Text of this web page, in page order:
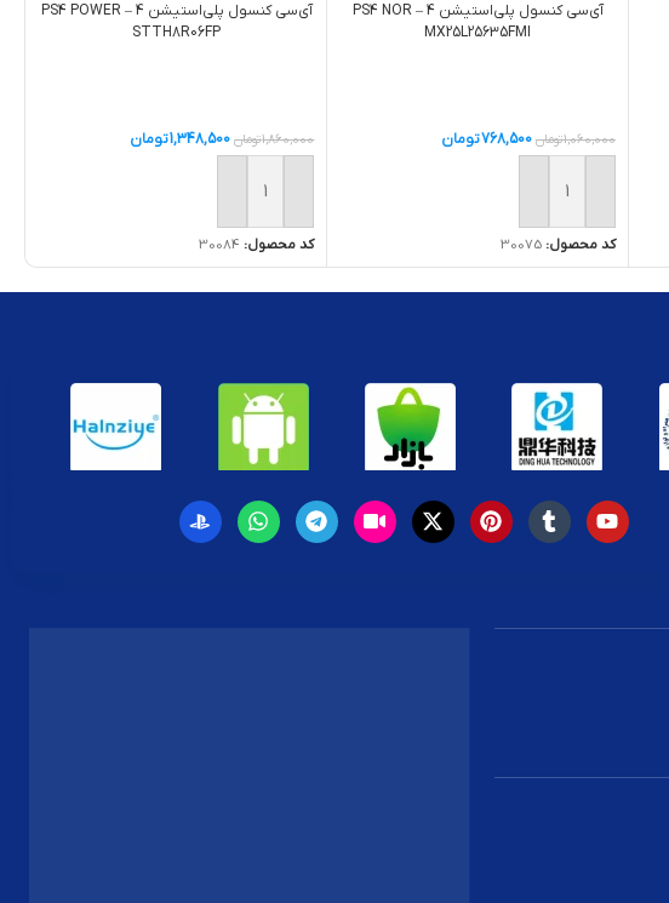
آی‌سی کنسول پلی‌استیشن 4 – PS4 NOR
MX25L25635FMI
1,060,000تومان 768,500تومان
افزودن به سبد خرید
کد محصول:30075
آی‌سی کنسول پلی‌استیشن 4 – PS4 POWER
STTH8R06FP
1,860,000تومان 1,348,500تومان
افزودن به سبد خرید
کد محصول: 30084